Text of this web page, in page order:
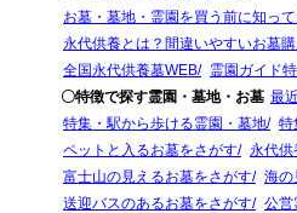
お墓・墓地・霊園を買う前に知っ
永代供養とは？間違いやすいお墓
全国永代供養墓WEB
霊園ガイド
〇特徴で探す霊園・墓地・お墓 最
特集・駅から歩ける霊園・墓地
特
ペットと入るお墓をさがす
永代供
富士山の見えるお墓をさがす
海の
送迎バスのあるお墓をさがす
公営